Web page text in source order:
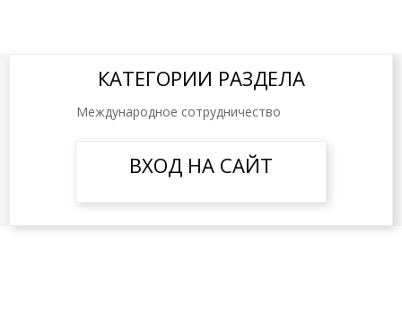
КАТЕГОРИИ РАЗДЕЛА
Международное сотрудничество
ВХОД НА САЙТ